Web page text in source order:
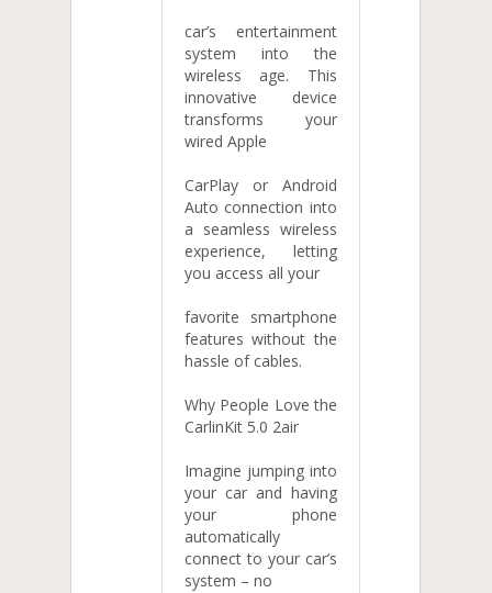
car’s entertainment
system into the
wireless age. This
innovative device
transforms your
wired Apple
CarPlay or Android
Auto connection into
a seamless wireless
experience, letting
you access all your
favorite smartphone
features without the
hassle of cables.
Why People Love the
CarlinKit 5.0 2air
Imagine jumping into
your car and having
your phone
automatically
connect to your car’s
system – no